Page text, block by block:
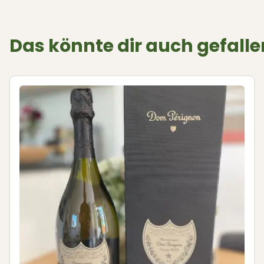
Das könnte dir auch